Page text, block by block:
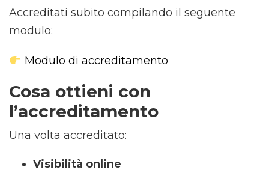
Accreditati subito compilando il seguente
modulo:
Modulo di accreditamento
Cosa ottieni con
l’accreditamento
Una volta accreditato:
Visibilità online